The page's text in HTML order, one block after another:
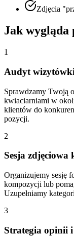
Zdjęcia
Jak wygląda
1
Audyt
Sprawdzamy Twoją
kwiaciarniami w
klientów do
pozycji.
2
Sesja
Organizujemy sesję
kompozycji lub
Uzupełniamy
3
Strategia opinii